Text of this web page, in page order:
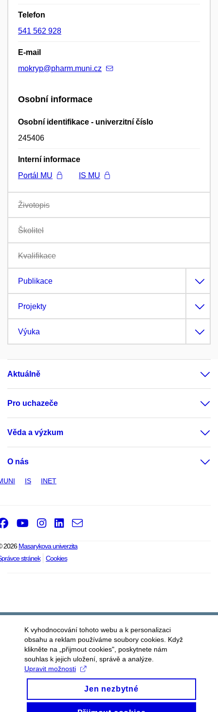
Telefon
541 562 928
E-mail
mokryp@pharm.muni.cz
Osobní informace
Osobní identifikace - univerzitní číslo
245406
Interní informace
Portál MU
IS MU
Životopis
Školitel
Kvalifikace
Publikace
Projekty
Výuka
Aktuálně
Pro uchazeče
Věda a výzkum
O nás
IS INET
2026Masarykova univerzita
stránek
Cookies
Facebook
Youtube
Instagram
LinkedIn
e-
K vyhodnocování tohoto webu a k personalizaci
obsahu a reklam používáme soubory cookies. Když
klikněte na „přijmout cookies", poskytnete nám
souhlas k jejich uložení, správě a analýze.
Upravit možnosti
Jen nezbytné